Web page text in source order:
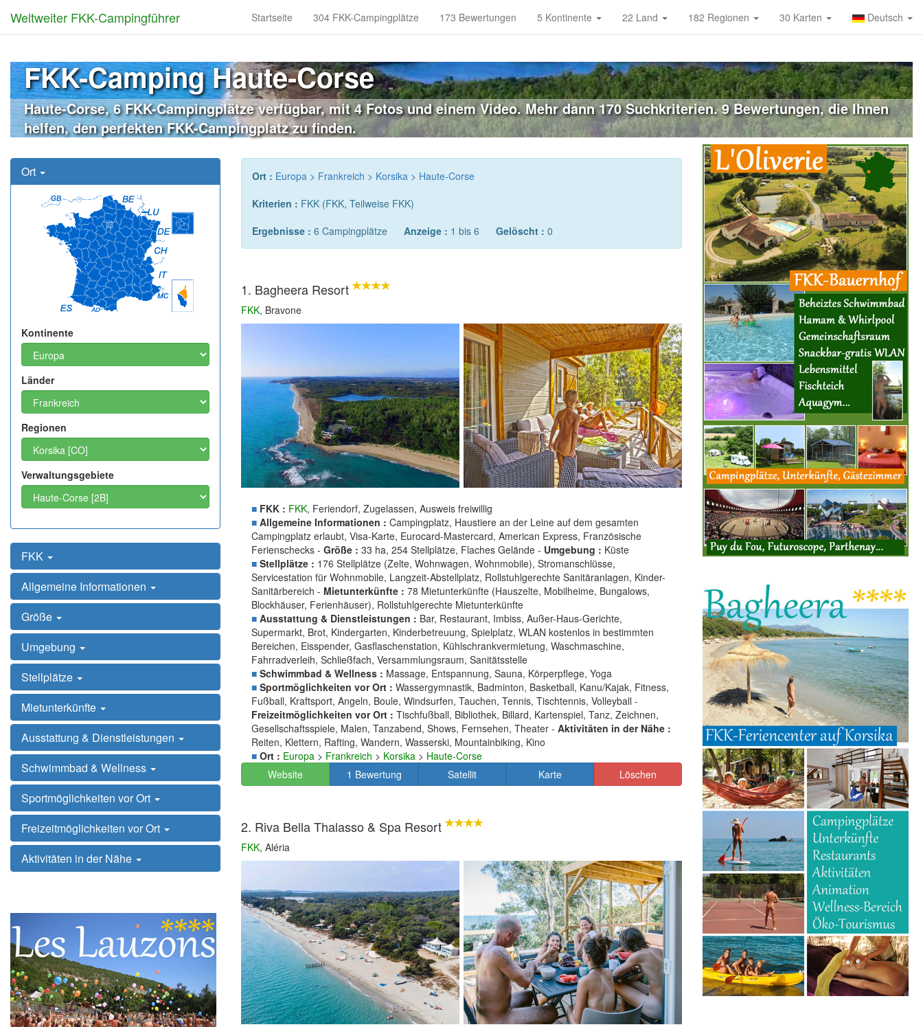
Weltweiter FKK-Campingführer Startseite 304 FKK-Campingplätze 173 Bewertungen 5 Kontinente 22 Land 182 Regionen 30 Karten Deutsch
FKK-Camping Haute-Corse
Haute-Corse, 6 FKK-Campingplätze verfügbar, mit 4 Fotos und einem Video. Mehr dann 170 Suchkriterien. 9 Bewertungen, die Ihnen
helfen, den perfekten FKK-Campingplatz zu finden.
Ort
Kontinente
Länder
Regionen
Verwaltungsgebiete
FKK
Allgemeine Informationen
Größe
Umgebung
Stellplätze
Mietunterkünfte
Ausstattung & Dienstleistungen
Schwimmbad & Wellness
Sportmöglichkeiten vor Ort
Freizeitmöglichkeiten vor Ort
Aktivitäten in der Nähe
Ort : Europa > Frankreich > Korsika > Haute-Corse
Kriterien : FKK (FKK, Teilweise FKK)
Ergebnisse : 6 Campingplätze Anzeige : 1 bis 6 Gelöscht : 0
1. Bagheera Resort
FKK, Bravone
■ FKK : FKK, Feriendorf, Zugelassen, Ausweis freiwillig
■ Allgemeine Informationen : Campingplatz, Haustiere an der Leine auf dem gesamten
Campingplatz erlaubt, Visa-Karte, Eurocard-Mastercard, American Express, Französische
Ferienschecks - Größe : 33 ha, 254 Stellplätze, Flaches Gelände - Umgebung : Küste
■ Stellplätze : 176 Stellplätze (Zelte, Wohnwagen, Wohnmobile), Stromanschlüsse,
Servicestation für Wohnmobile, Langzeit-Abstellplatz, Rollstuhlgerechte Sanitäranlagen, Kinder-
Sanitärbereich - Mietunterkünfte : 78 Mietunterkünfte (Hauszelte, Mobilheime, Bungalows,
Blockhäuser, Ferienhäuser), Rollstuhlgerechte Mietunterkünfte
■ Ausstattung & Dienstleistungen : Bar, Restaurant, Imbiss, Außer-Haus-Gerichte,
Supermarkt, Brot, Kindergarten, Kinderbetreuung, Spielplatz, WLAN kostenlos in bestimmten
Bereichen, Eisspender, Gasflaschenstation, Kühlschrankvermietung, Waschmaschine,
Fahrradverleih, Schließfach, Versammlungsraum, Sanitätsstelle
■ Schwimmbad & Wellness : Massage, Entspannung, Sauna, Körperpflege, Yoga
■ Sportmöglichkeiten vor Ort : Wassergymnastik, Badminton, Basketball, Kanu/Kajak, Fitness,
Fußball, Kraftsport, Angeln, Boule, Windsurfen, Tauchen, Tennis, Tischtennis, Volleyball -
Freizeitmöglichkeiten vor Ort : Tischfußball, Bibliothek, Billard, Kartenspiel, Tanz, Zeichnen,
Gesellschaftsspiele, Malen, Tanzabend, Shows, Fernsehen, Theater - Aktivitäten in der Nähe :
Reiten, Klettern, Rafting, Wandern, Wasserski, Mountainbiking, Kino
■ Ort : Europa > Frankreich > Korsika > Haute-Corse
Website
1 Bewertung Satellit Karte Löschen
2. Riva Bella Thalasso & Spa Resort
FKK, Aléria